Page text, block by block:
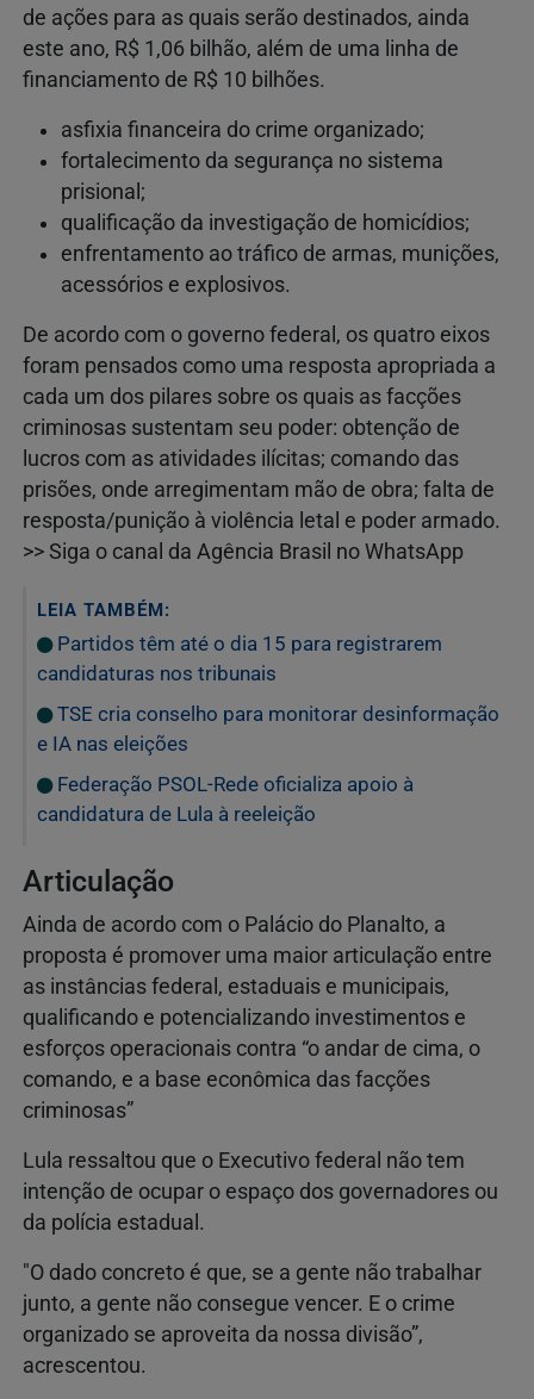
de ações para as quais serão destinados, ainda
este ano, R$ 1,06 bilhão, além de uma linha de
financiamento de R$ 10 bilhões.
asfixia financeira do crime organizado;
fortalecimento da segurança no sistema
prisional;
qualificação da investigação de homicídios;
enfrentamento ao tráfico de armas, munições,
acessórios e explosivos.
De acordo com o governo federal, os quatro eixos
foram pensados como uma resposta apropriada a
cada um dos pilares sobre os quais as facções
criminosas sustentam seu poder: obtenção de
lucros com as atividades ilícitas; comando das
prisões, onde arregimentam mão de obra; falta de
resposta/punição à violência letal e poder armado.
>> Siga o canal da Agência Brasil no WhatsApp
LEIA TAMBÉM:
Partidos têm até o dia 15 para registrarem
candidaturas nos tribunais
TSE cria conselho para monitorar desinformação
e IA nas eleições
Federação PSOL-Rede oficializa apoio à
candidatura de Lula à reeleição
Articulação
Ainda de acordo com o Palácio do Planalto, a
proposta é promover uma maior articulação entre
as instâncias federal, estaduais e municipais,
qualificando e potencializando investimentos e
esforços operacionais contra “o andar de cima, o
comando, e a base econômica das facções
criminosas”
Lula ressaltou que o Executivo federal não tem
intenção de ocupar o espaço dos governadores ou
da polícia estadual.
"O dado concreto é que, se a gente não trabalhar
junto, a gente não consegue vencer. E o crime
organizado se aproveita da nossa divisão”,
acrescentou.